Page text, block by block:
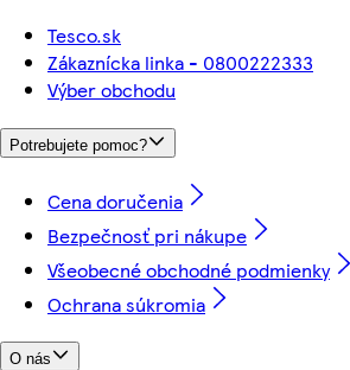
Tesco.sk
Zákaznícka linka - 0800222333
Výber obchodu
Potrebujete pomoc?
Cena doručenia
Bezpečnosť pri nákupe
Všeobecné obchodné podmienky
Ochrana súkromia
O nás